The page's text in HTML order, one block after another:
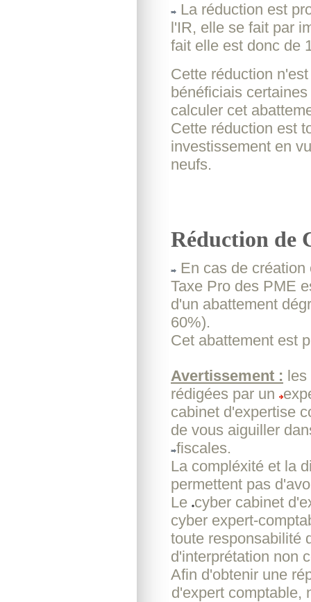
La réduction est
l'IR, elle se fait par
fait elle est donc de
Cette réduction
bénéficiais
calculer cet
Cette réduction est
investissement en
neufs.
Réduction de
En cas de
Taxe Pro des PME
d'un abattement
60%).
Cet abattement est
Avertissement : les
rédigées par un
cabinet d'expertise
de vous aiguiller
fiscales.
La compléxité et la
permettent pas
Le cyber cabinet
cyber expert-
toute responsabilité
d'interprétation non
Afin d'obtenir une
d'expert comptable,